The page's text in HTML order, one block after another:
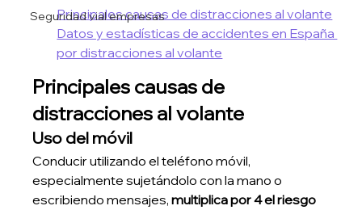
Seguridad vial empresas
Principales causas de distracciones al volante
Datos y estadísticas de accidentes en España
por distracciones al volante
Principales causas de
distracciones al volante
Uso del móvil
Conducir utilizando el teléfono móvil,
especialmente sujetándolo con la mano o
escribiendo mensajes, multiplica por 4 el riesgo